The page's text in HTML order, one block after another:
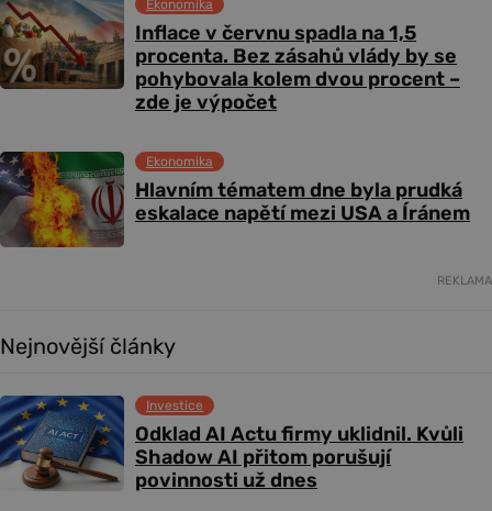
Inflace v červnu spadla na 1,5
procenta. Bez zásahů vlády by se
pohybovala kolem dvou procent –
zde je výpočet
Ekonomika
Hlavním tématem dne byla prudká
eskalace napětí mezi USA a Íránem
Ekonomika
REKLAMA
Nejnovější články
Odklad AI Actu firmy uklidnil. Kvůli
Shadow AI přitom porušují
povinnosti už dnes
Investice